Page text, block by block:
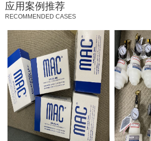
应用案例推荐
RECOMMENDED CASES